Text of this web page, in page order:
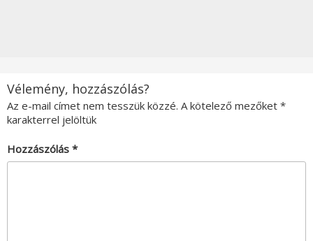
Vélemény, hozzászólás?
Az e-mail címet nem tesszük közzé. A kötelező mezőket *
karakterrel jelöltük
Hozzászólás *